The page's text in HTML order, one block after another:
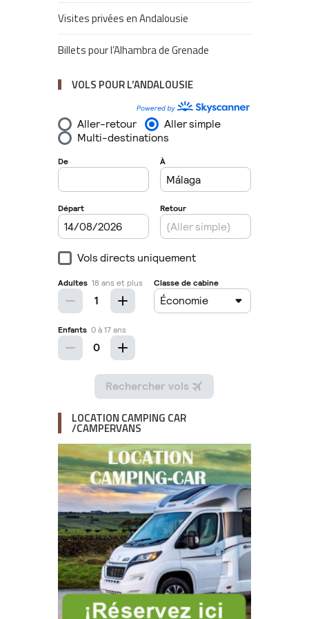
Visites privées en Andalousie
Billets pour l’Alhambra de Grenade
VOLS POUR L’ANDALOUSIE
LOCATION CAMPING CAR
/CAMPERVANS